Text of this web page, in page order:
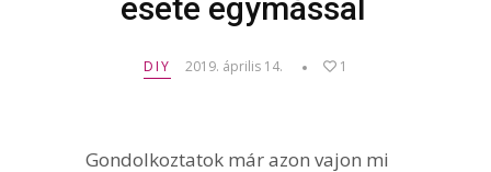
esete egymással
DIY 2019. április 14. 1
Gondolkoztatok már azon vajon mi